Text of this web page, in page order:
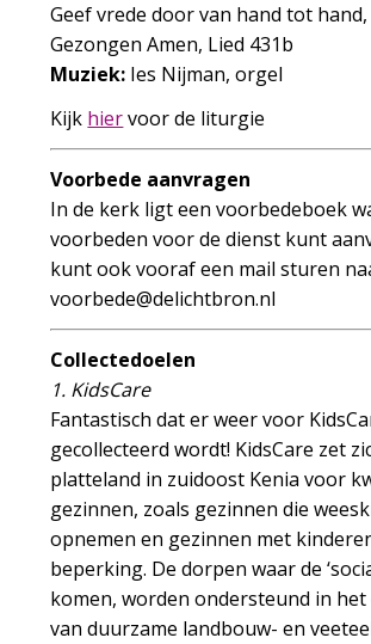
Geef vrede door van hand tot hand,
Gezongen Amen, Lied 431b
Muziek: Ies Nijman, orgel
Kijk hiervoor de liturgie
Voorbede aanvragen
In de kerk ligt een voorbedeboek
voorbeden voor de dienst kunt
kunt ook vooraf een mail sturen
ln.no
rbthc
iled@
edebr
oov
Collectedoelen
1. KidsCare
Fantastisch dat er weer voor
gecollecteerd wordt! KidsCare zet
platteland in zuidoost Kenia voor
gezinnen, zoals gezinnen die
opnemen en gezinnen met
beperking. De dorpen waar de
komen, worden ondersteund in
van duurzame landbouw- en